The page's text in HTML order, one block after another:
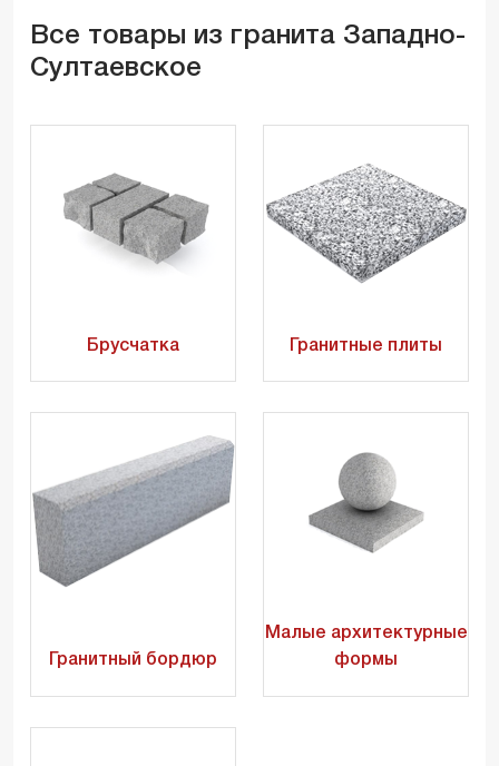
Все товары из гранита Западно-
Султаевское
Брусчатка Гранитные плиты
Гранитный бордюр
Малые архитектурные
формы